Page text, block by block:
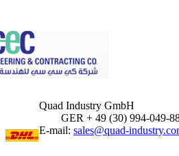
Quad Industry GmbH
GER + 49 (30) 994-049-
E-mail: sales@quad-